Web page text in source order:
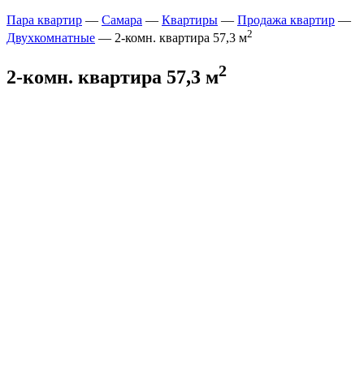
Пара квартир — Самара — Квартиры — Продажа квартир —
Двухкомнатные — 2-комн. квартира 57,3 м2
2-комн. квартира 57,3 м2